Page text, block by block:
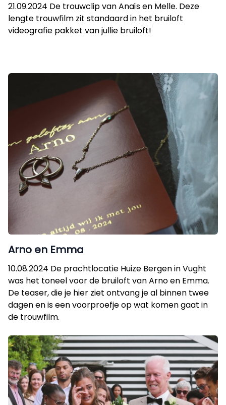
21.09.2024 De trouwclip van Anaïs en Melle. Deze
lengte trouwfilm zit standaard in het bruiloft
videografie pakket van jullie bruiloft!
Arno en Emma
10.08.2024 De prachtlocatie Huize Bergen in Vught
was het toneel voor de bruiloft van Arno en Emma.
De teaser, die je hier ziet ontvang je al binnen twee
dagen en is een voorproefje op wat komen gaat in
de trouwfilm.